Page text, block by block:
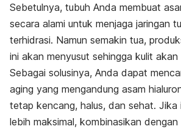
Sebetulnya, tubuh Anda membuat
secara alami untuk menjaga jaringan
terhidrasi. Namun semakin tua,
ini akan menyusut sehingga kulit akan
Sebagai solusinya, Anda dapat
aging yang mengandung asam
tetap kencang, halus, dan sehat. Jika
lebih maksimal, kombinasikan